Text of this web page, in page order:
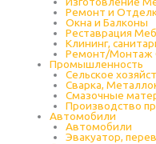
Ремонт и
Окна и Балконы
Реставрация
Клининг,
Ремонт/Монтаж
Промышленность
Cельское
Сварка,
Cмазочные
Производство
Автомобили
Автомобили
Эвакуатор,